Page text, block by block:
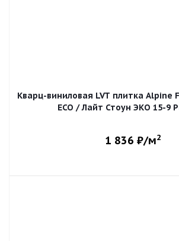
Кварц-виниловая LVT плитка Alpine
ECO / Лайт Стоун ЭКО 15-9
1 836 ₽/м2